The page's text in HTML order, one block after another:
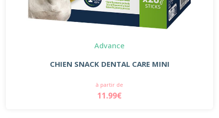
Advance
CHIEN SNACK DENTAL CARE MINI
à partir de
11.99€